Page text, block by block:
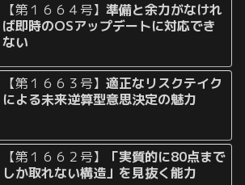
【第１６６４号】準備と余力がなけれ
ば即時のOSアップデートに対応でき
ない
【第１６６３号】適正なリスクテイク
による未来逆算型意思決定の魅力
【第１６６２号】
「実質的に80点まで
しか取れない構造」を見抜く能力